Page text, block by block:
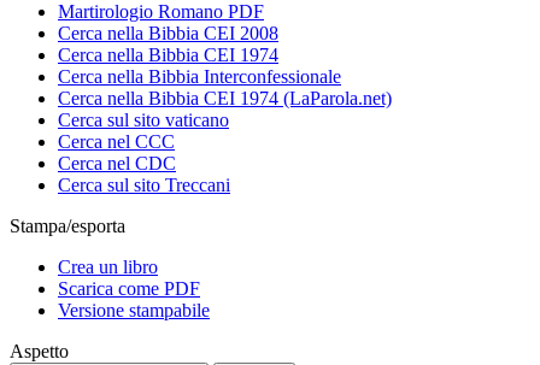
Martirologio Romano PDF
Cerca nella Bibbia CEI 2008
Cerca nella Bibbia CEI 1974
Cerca nella Bibbia Interconfessionale
Cerca nella Bibbia CEI 1974 (LaParola.net)
Cerca sul sito vaticano
Cerca nel CCC
Cerca nel CDC
Cerca sul sito Treccani
Stampa/esporta
Crea un libro
Scarica come PDF
Versione stampabile
Aspetto